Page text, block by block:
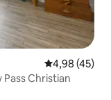
Średnia
4,98 (45)
Christian